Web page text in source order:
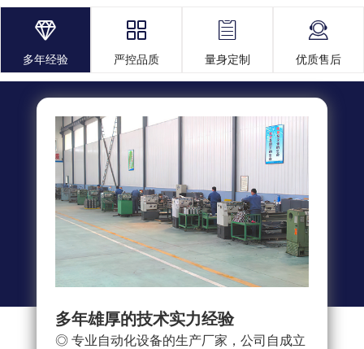

多年经验

严控品质

量身定制

优质售后
多年雄厚的技术实力经验
◎ 专业自动化设备的生产厂家，公司自成立